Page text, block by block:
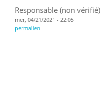
Responsable (non vérifié)
mer, 04/21/2021 - 22:05
permalien